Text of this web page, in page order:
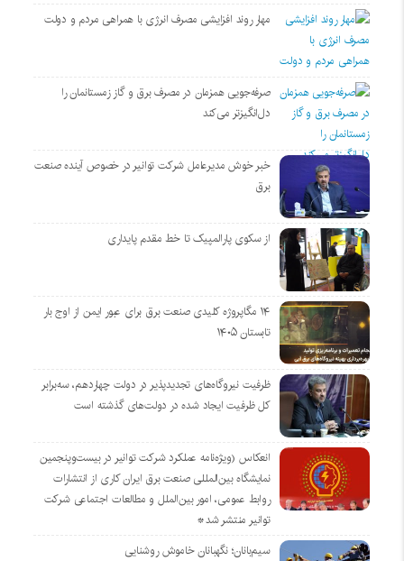
مهار روند افزایشی مصرف انرژی با همراهی مردم و دولت
صرفه‌جویی همزمان در مصرف برق و گاز زمستانمان را
دل‌انگیزتر می‌کند
خبر خوش مدیرعامل شرکت توانیر در خصوص آینده صنعت
برق
از سکوی پارالمپیک تا خط مقدم پایداری
۱۴ مگاپروژه‌ کلیدی صنعت برق برای عبور ایمن از اوج بار
تابستان ۱۴۰۵
ظرفیت نیروگاه‌های تجدیدپذیر در دولت چهاردهم، سه‌برابر
کل ظرفیت ایجاد شده در دولت‌های گذشته است
انعکاس (ویژه‌نامه عملکرد شرکت توانیر در بیست‌وپنجمین
نمایشگاه بین‌المللی صنعت برق ایران کاری از انتشارات
روابط عمومی، امور بین‌الملل و مطالعات اجتماعی شرکت
توانیر منتشر شد*
سیم‌بانان؛ نگهبانان خاموش روشنایی